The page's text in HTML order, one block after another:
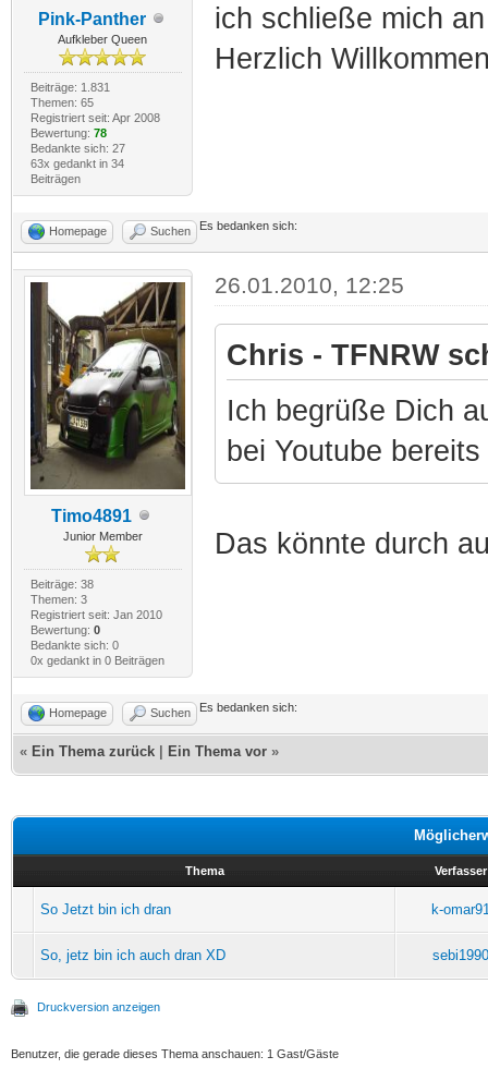
Pink-Panther
Aufkleber Queen
Beiträge: 1.831
Themen: 65
Registriert seit: Apr 2008
Bewertung: 78
Bedankte sich: 27
63x gedankt in 34
Beiträgen
ich schließe mich
Herzlich
Homepage Suchen Es bedanken sich:
Timo4891
Junior Member
Beiträge: 38
Themen: 3
Registriert seit: Jan 2010
Bewertung: 0
Bedankte sich: 0
0x gedankt in 0 Beiträgen
26.01.2010, 12:25
Chris - TFNRW
Ich begrüße Dich
bei Youtube
Das könnte durch
Homepage Suchen Es bedanken sich:
« Ein Thema zurück Ein Thema vor »
Thema Verfasser
So Jetzt bin ich dran k-
So, jetz bin ich auch dran XD sebi1990
Druckversion anzeigen
Benutzer, die gerade dieses Thema anschauen: 1 Gast/Gäste